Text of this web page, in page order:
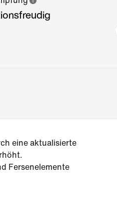
eine aktualisierte
Fersenelemente